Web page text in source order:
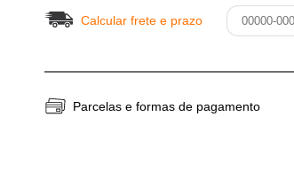
Calcular frete e prazo
Parcelas e formas de pagamento